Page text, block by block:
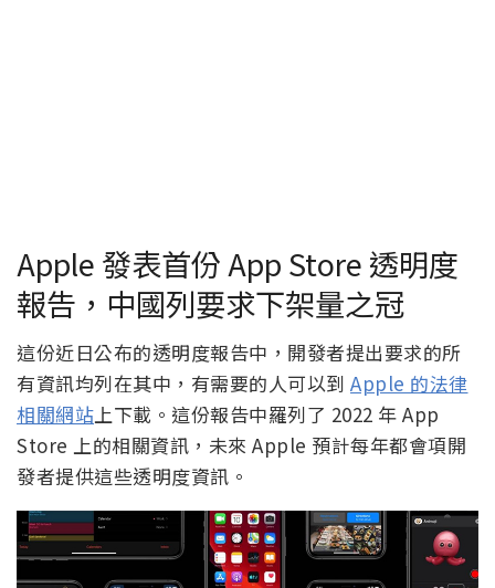
Apple 發表首份 App Store 透明度
報告，中國列要求下架量之冠
這份近日公布的透明度報告中，開發者提出要求的所
有資訊均列在其中，有需要的人可以到 Apple 的法律
相關網站上下載。這份報告中羅列了 2022 年 App
Store 上的相關資訊，未來 Apple 預計每年都會項開
發者提供這些透明度資訊。